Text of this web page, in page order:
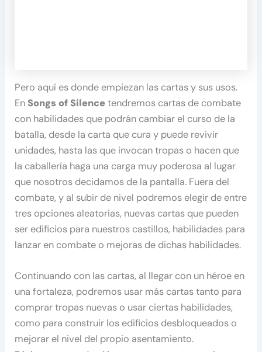
Pero aquí es donde empiezan las cartas y sus usos.
En Songs of Silencetendremos cartas de combate
con habilidades que podrán cambiar el curso de la
batalla, desde la carta que cura y puede revivir
unidades, hasta las que invocan tropas o hacen que
la caballería haga una carga muy poderosa al lugar
que nosotros decidamos de la pantalla. Fuera del
combate, y al subir de nivel podremos elegir de entre
tres opciones aleatorias, nuevas cartas que pueden
ser edificios para nuestros castillos, habilidades para
lanzar en combate o mejoras de dichas habilidades.
Continuando con las cartas, al llegar con un héroe en
una fortaleza, podremos usar más cartas tanto para
comprar tropas nuevas o usar ciertas habilidades,
como para construir los edificios desbloqueados o
mejorar el nivel del propio asentamiento.